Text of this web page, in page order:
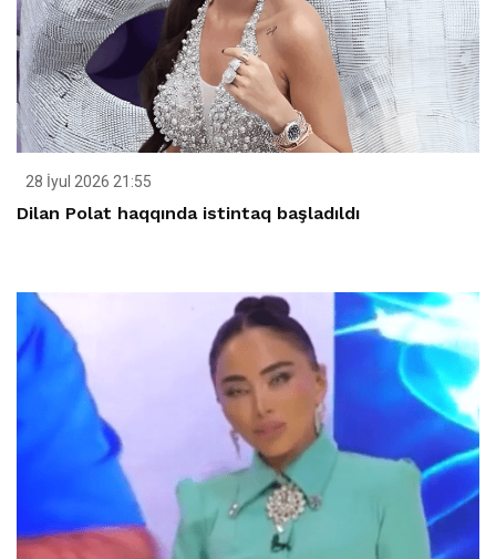
28 İyul 2026 21:55
Dilan Polat haqqında istintaq başladıldı